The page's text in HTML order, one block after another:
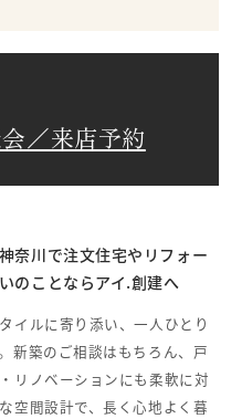
／来店予約
奈川で注文住宅やリフォー
のことならアイ.創建へ
イルに寄り添い、一人ひとり
新築のご相談はもちろん、戸
リノベーションにも柔軟に対
空間設計で、長く心地よく暮